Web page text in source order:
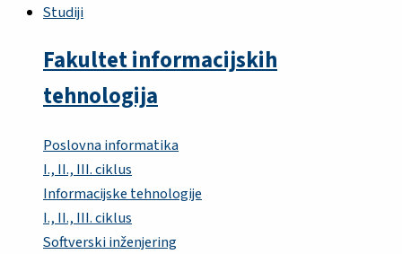
Studiji
Fakultet informacijskih
tehnologija
Poslovna informatika
I., II., III. ciklus
Informacijske tehnologije
I., II., III. ciklus
Softverski inženjering